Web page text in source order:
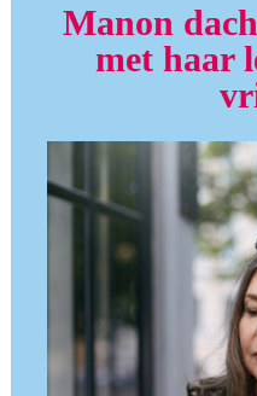
Manon
met haar